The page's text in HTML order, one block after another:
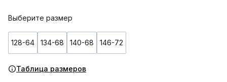
Выберите размер
128-64 134-68 140-68 146-72
Таблица размеров